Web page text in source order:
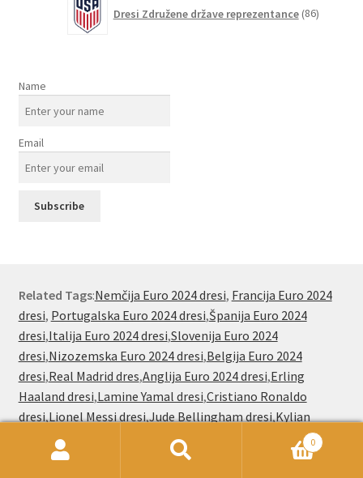
Dresi Združene države reprezentance 86izdelkov
Name
Email
Related Tags:Nemčija Euro 2024 dresi, Francija Euro 2024
dresi, Portugalska Euro 2024 dresi,Španija Euro 2024
dresi,Italija Euro 2024 dresi,Slovenija Euro 2024
dresi,Nizozemska Euro 2024 dresi,Belgija Euro 2024
dresi,Real Madrid dres,Anglija Euro 2024 dresi,Erling
Haaland dresi,Lamine Yamal dresi,Cristiano Ronaldo
dresi,Lionel Messi dresi,Jude Bellingham dresi,Kylian
Mbappe dresi
Jude Bellingham dresi Paez Gavi dresi 0